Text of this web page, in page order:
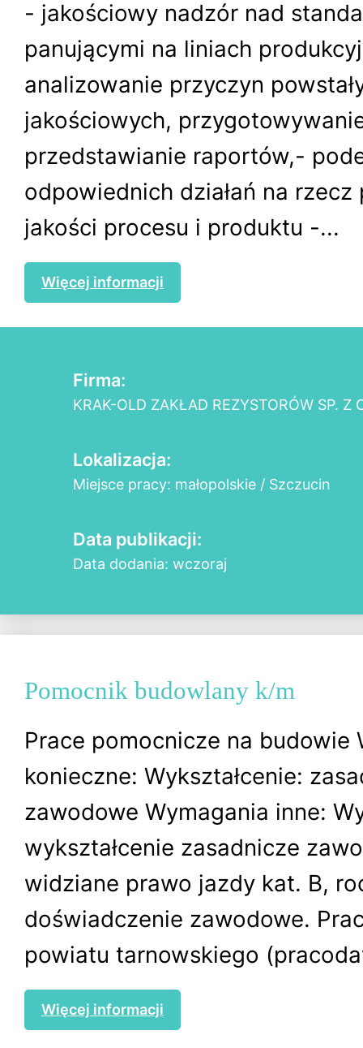
- jakościowy nadzór nad
panującymi na liniach
analizowanie przyczyn
jakościowych,
przedstawianie raportów,-
odpowiednich działań na
jakości procesu i produktu -...
Więcej informacji
Firma:
KRAK-OLD ZAKŁAD REZYSTORÓW SP. Z
Lokalizacja:
Miejsce pracy: małopolskie / Szczucin
Data publikacji:
Data dodania: wczoraj
Pomocnik budowlany k/m
Prace pomocnicze na budowie
konieczne: Wykształcenie:
zawodowe Wymagania inne:
wykształcenie zasadnicze
widziane prawo jazdy kat. B,
doświadczenie zawodowe.
powiatu tarnowskiego
Więcej informacji